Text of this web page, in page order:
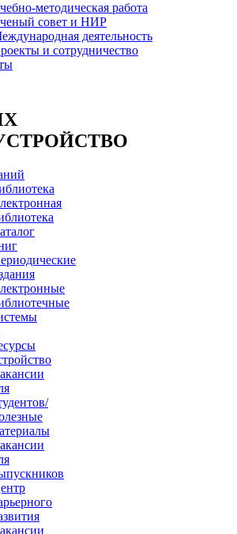
методическая работа
совет и НИР
деятельность
и сотрудничество